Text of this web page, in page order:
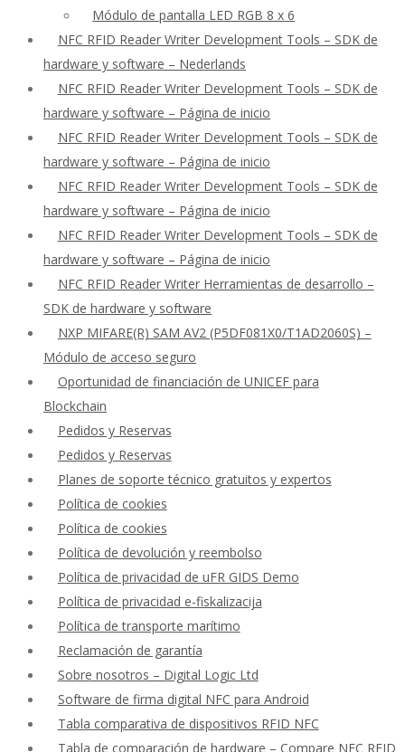
Módulo de pantalla LED RGB 8 x 6
NFC RFID Reader Writer Development Tools – SDK de
hardware y software – Nederlands
NFC RFID Reader Writer Development Tools – SDK de
hardware y software – Página de inicio
NFC RFID Reader Writer Development Tools – SDK de
hardware y software – Página de inicio
NFC RFID Reader Writer Development Tools – SDK de
hardware y software – Página de inicio
NFC RFID Reader Writer Development Tools – SDK de
hardware y software – Página de inicio
NFC RFID Reader Writer Herramientas de desarrollo –
SDK de hardware y software
NXP MIFARE(R) SAM AV2 (P5DF081X0/T1AD2060S) –
Módulo de acceso seguro
Oportunidad de financiación de UNICEF para
Blockchain
Pedidos y Reservas
Pedidos y Reservas
Planes de soporte técnico gratuitos y expertos
Política de cookies
Política de cookies
Política de devolución y reembolso
Política de privacidad de uFR GIDS Demo
Política de privacidad e-fiskalizacija
Política de transporte marítimo
Reclamación de garantía
Sobre nosotros – Digital Logic Ltd
Software de firma digital NFC para Android
Tabla comparativa de dispositivos RFID NFC
Tabla de comparación de hardware – Compare NFC RFID